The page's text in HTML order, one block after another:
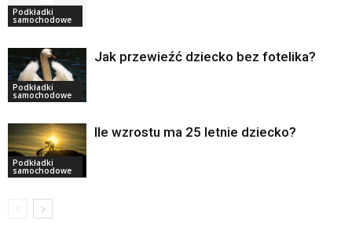
Podkładki
samochodowe
Podkładki
samochodowe
Jak przewieźć dziecko bez fotelika?
Podkładki
samochodowe
Ile wzrostu ma 25 letnie dziecko?